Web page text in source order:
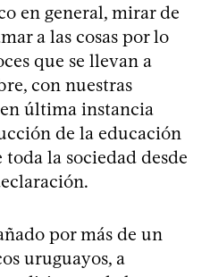
en general, mirar de
a las cosas por lo
que se llevan a
con nuestras
última instancia
de la educación
la sociedad desde
por más de un
uruguayos, a